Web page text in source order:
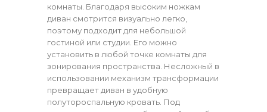
комнаты. Благодаря высоким ножкам
диван смотрится визуально легко,
поэтому подходит для небольшой
гостиной или студии. Его можно
установить в любой точке комнаты для
зонирования пространства. Несложный в
использовании механизм трансформации
превращает диван в удобную
полутороспальную кровать. Под